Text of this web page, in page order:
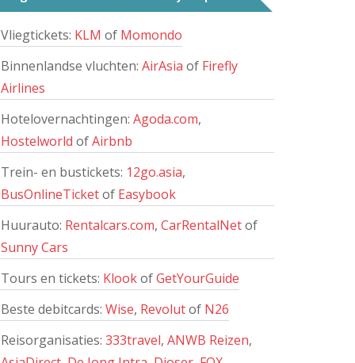
Vliegtickets: KLM of Momondo
Binnenlandse vluchten: AirAsia of Firefly
Airlines
Hotelovernachtingen: Agoda.com,
Hostelworld ofAirbnb
Trein- en bustickets: 12go.asia,
BusOnlineTicketof Easybook
Huurauto: Rentalcars.com, CarRentalNetof
Sunny Cars
Tours en tickets: KlookofGetYourGuide
Beste debitcards: Wise, Revolutof N26
Reisorganisaties: 333travel, ANWB Reizen,